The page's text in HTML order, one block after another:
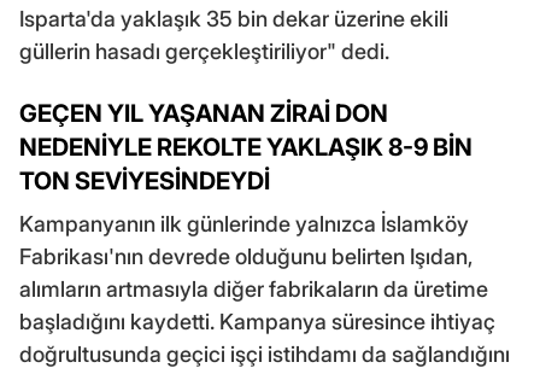
Isparta'da yaklaşık 35 bin dekar üzerine ekili
güllerin hasadı gerçekleştiriliyor" dedi.
GEÇEN YIL YAŞANAN ZİRAİ DON
NEDENİYLE REKOLTE YAKLAŞIK 8-9 BİN
TON SEVİYESİNDEYDİ
Kampanyanın ilk günlerinde yalnızca İslamköy
Fabrikası'nın devrede olduğunu belirten Işıdan,
alımların artmasıyla diğer fabrikaların da üretime
başladığını kaydetti. Kampanya süresince ihtiyaç
doğrultusunda geçici işçi istihdamı da sağlandığını